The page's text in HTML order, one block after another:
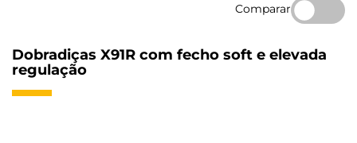
Comparar
Dobradiças X91R com fecho soft e elevada
regulação